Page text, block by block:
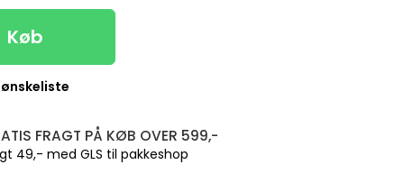
Køb
FRAGT PÅ KØB OVER 599,-
49,- med GLS til pakkeshop